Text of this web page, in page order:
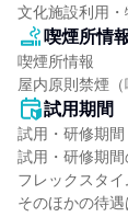
文化施設利用
喫煙所情
喫煙所情報
屋内原則禁煙（
試用期間
試用・研修期
試用・研修期
フレックスタ
そのほかの待